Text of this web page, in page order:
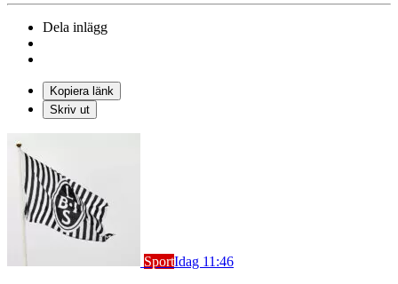
Dela inlägg
Kopiera länk
Skriv ut
SportIdag 11:46